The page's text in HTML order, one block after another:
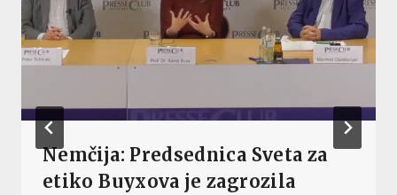
Nemčija: Predsednica Sveta za
etiko Buyxova je zagrozila